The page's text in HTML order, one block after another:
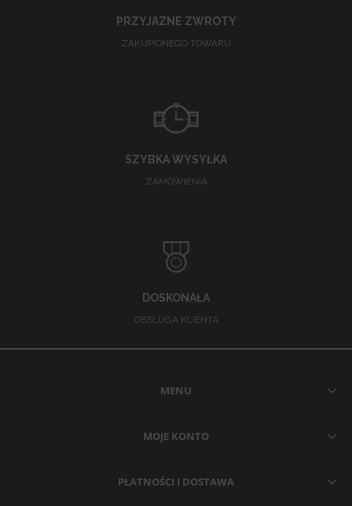
PRZYJAZNE ZWROTY
ZAKUPIONEGO TOWARU
SZYBKA WYSYŁKA
ZAMÓWIENIA
DOSKONAŁA
OBSŁUGA KLIENTA
MENU
MOJE KONTO
PŁATNOŚCI I DOSTAWA